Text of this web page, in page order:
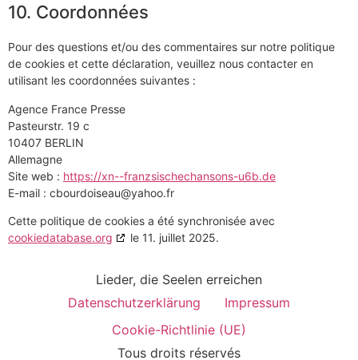
10. Coordonnées
Pour des questions et/ou des commentaires sur notre politique
de cookies et cette déclaration, veuillez nous contacter en
utilisant les coordonnées suivantes :
Agence France Presse
Pasteurstr. 19 c
10407 BERLIN
Allemagne
Site web : https://xn--franzsischechansons-u6b.de
E-mail : cbourdoiseau@yahoo.fr
Cette politique de cookies a été synchronisée avec
cookiedatabase.org
le 11. juillet 2025.
Lieder, die Seelen erreichen
Datenschutzerklärung
Impressum
Cookie-Richtlinie (UE)
Tous droits réservés